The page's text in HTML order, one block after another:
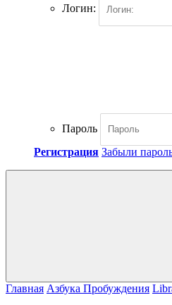
Логин:
Пароль
Регистрация Забыли
Главная Азбука Пробуждения